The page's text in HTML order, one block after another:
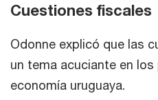
Cuestiones fiscales
Odonne explicó que las
un tema acuciante en
economía uruguaya.